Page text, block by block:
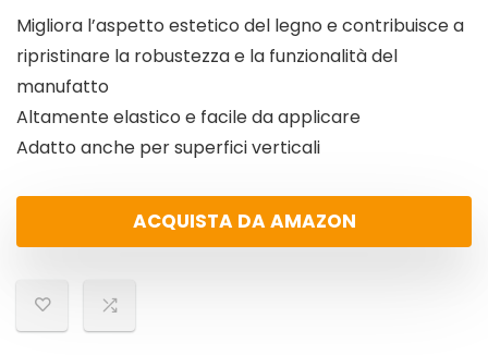
Migliora l’aspetto estetico del legno e contribuisce a
ripristinare la robustezza e la funzionalità del
manufatto
Altamente elastico e facile da applicare
Adatto anche per superfici verticali
ACQUISTA DA AMAZON